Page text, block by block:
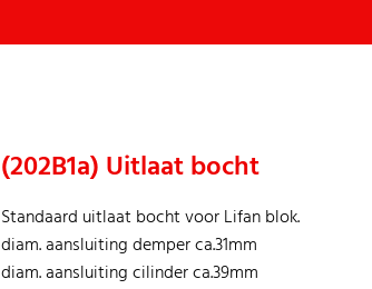
(202B1a) Uitlaat bocht
Standaard uitlaat bocht voor Lifan blok.
diam. aansluiting demper ca.31mm
diam. aansluiting cilinder ca.39mm